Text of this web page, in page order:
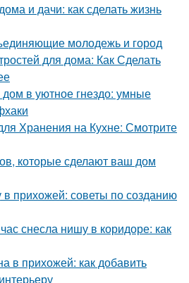
и дачи: как сделать жизнь
молодежь и город
для дома: Как Сделать
дом в уютное гнездо: умные
Хранения на Кухне: Смотрите
которые сделают ваш дом
в прихожей: советы по созданию
снесла нишу в коридоре: как
в прихожей: как добавить